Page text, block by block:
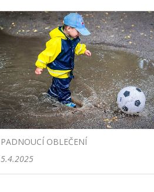
PADNOUCÍ OBLEČENÍ
5.4.2025